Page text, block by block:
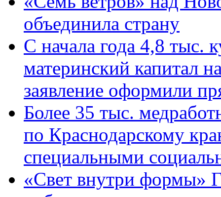
объединила страну
С начала года 4,8 тыс.
материнский капитал
заявление оформили
Более 35 тыс.
по Краснодарскому
специальными
«Свет внутри формы»